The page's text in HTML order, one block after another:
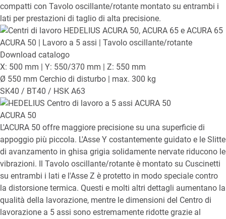
compatti con Tavolo oscillante/rotante montato su entrambi i
lati per prestazioni di taglio di alta precisione.
ACURA 50 | Lavoro a 5 assi | Tavolo oscillante/rotante
Download catalogo
X: 500 mm | Y: 550/370 mm | Z: 550 mm
Ø 550 mm Cerchio di disturbo | max. 300 kg
SK40 / BT40 / HSK A63
ACURA 50
L'ACURA 50 offre maggiore precisione su una superficie di
appoggio più piccola. L'Asse Y costantemente guidato e le Slitte
di avanzamento in ghisa grigia solidamente nervate riducono le
vibrazioni. Il Tavolo oscillante/rotante è montato su Cuscinetti
su entrambi i lati e l'Asse Z è protetto in modo speciale contro
la distorsione termica. Questi e molti altri dettagli aumentano la
qualità della lavorazione, mentre le dimensioni del Centro di
lavorazione a 5 assi sono estremamente ridotte grazie al